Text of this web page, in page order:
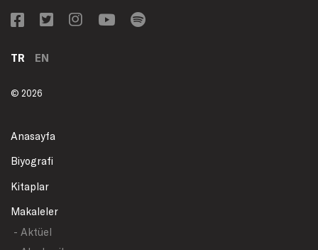
TR EN
© 2026
Anasayfa
Biyografi
Kitaplar
Makaleler
- Aktüel